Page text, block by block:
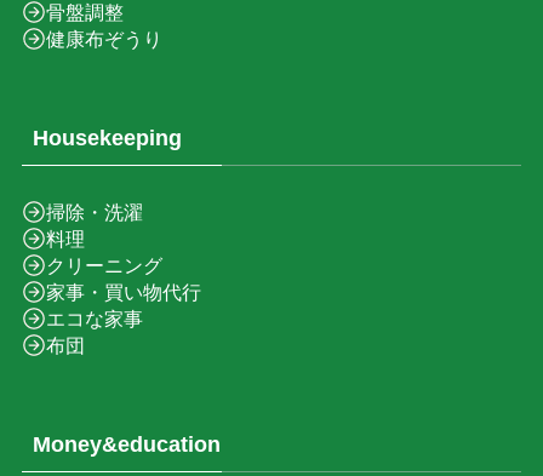
骨盤調整
健康布ぞうり
Housekeeping
掃除・洗濯
料理
クリーニング
家事・買い物代行
エコな家事
布団
Money&education